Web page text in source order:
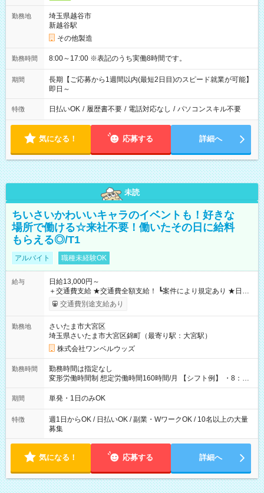
勤務地
埼玉県越谷市
新越谷駅
その他製造
勤務時間 8:00～17:00 ※表記のうち実働8時間です。
期間
長期【ご応募から1週間以内(最短2日目)のスピード就業が可能】
即日～
特徴 日払いOK / 履歴書不要 / 電話対応なし / パソコンスキル不要
気になる！ 応募する 詳細へ
未読
ちいさいかわいいキャラのイベントも！好きな
場所で働ける☆来社不要！働いたその日に給料
もらえる◎/T1
アルバイト 職種未経験OK
給与
日給13,000円～
＋交通費支給 ★交通費全額支給！ ┗案件により規定あり ★日払
いOK！（規定あり） ┗働いたその日に現金GET♪ お仕事後はコ
ンビニATMから 日払い分を引き落とせます！ 【試用期間】試
交通費別途支給あり
勤務地
さいたま市大宮区
埼玉県さいたま市大宮区錦町（最寄り駅：大宮駅）
株式会社ワンベルウッズ
勤務時間
勤務時間は指定なし
変形労働時間制 想定労働時間160時間/月 【シフト例】 ・8：00
～21：00
期間 単発・1日のみOK
特徴
週1日からOK / 日払いOK / 副業・WワークOK / 10名以上の大量
募集
気になる！ 応募する 詳細へ